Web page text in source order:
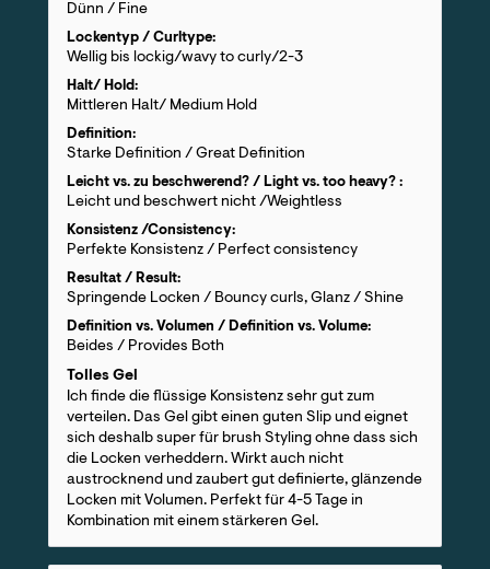
Dünn / Fine
Lockentyp / Curltype:
Wellig bis lockig/wavy to curly/2-3
Halt/ Hold:
Mittleren Halt/ Medium Hold
Definition:
Starke Definition / Great Definition
Leicht vs. zu beschwerend? / Light vs. too heavy? :
Leicht und beschwert nicht /Weightless
Konsistenz /Consistency:
Perfekte Konsistenz / Perfect consistency
Resultat / Result:
Springende Locken / Bouncy curls, Glanz / Shine
Definition vs. Volumen / Definition vs. Volume:
Beides / Provides Both
Tolles Gel
Ich finde die flüssige Konsistenz sehr gut zum
verteilen. Das Gel gibt einen guten Slip und eignet
sich deshalb super für brush Styling ohne dass sich
die Locken verheddern. Wirkt auch nicht
austrocknend und zaubert gut definierte, glänzende
Locken mit Volumen. Perfekt für 4-5 Tage in
Kombination mit einem stärkeren Gel.